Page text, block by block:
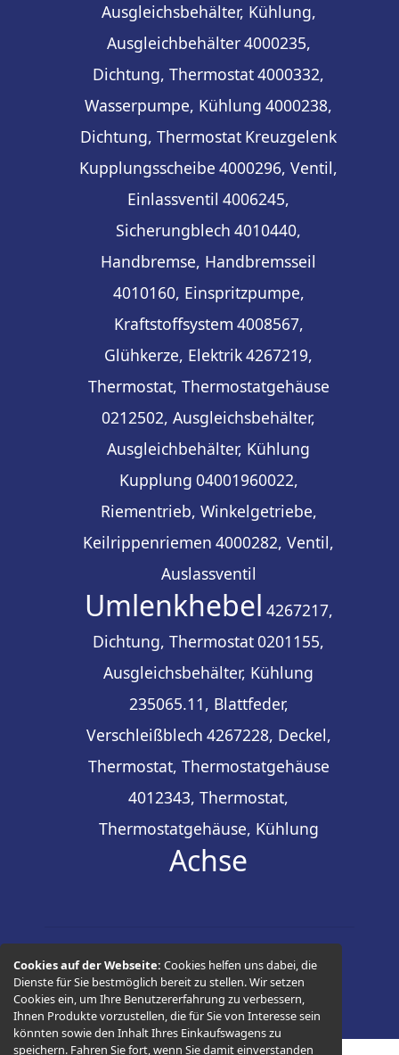
Cookies auf der Webseite:Cookies helfen uns dabei, die
Dienste für Sie bestmöglich bereit zu stellen. Wir setzen
Cookies ein, um Ihre Benutzererfahrung zu verbessern,
Ihnen Produkte vorzustellen, die für Sie von Interesse sein
könnten sowie den Inhalt Ihres Einkaufswagens zu
speichern. Fahren Sie fort, wenn Sie damit einverstanden
Ausgleichsbehälter, Kühlung,
Ausgleichbehälter4000235,
Dichtung, Thermostat4000332,
Wasserpumpe, Kühlung 4000238,
Dichtung, Thermostat Kreuzgelenk
Kupplungsscheibe 4000296, Ventil,
Einlassventil 4006245,
Sicherungblech 4010440,
Handbremse, Handbremsseil
4010160, Einspritzpumpe,
Kraftstoffsystem 4008567,
Glühkerze, Elektrik4267219,
Thermostat, Thermostatgehäuse
0212502, Ausgleichsbehälter,
Ausgleichbehälter, Kühlung
Kupplung 04001960022,
Riementrieb, Winkelgetriebe,
Keilrippenriemen 4000282, Ventil,
Auslassventil
Umlenkhebel 4267217,
Dichtung, Thermostat0201155,
Ausgleichsbehälter, Kühlung
235065.11, Blattfeder,
Verschleißblech 4267228, Deckel,
Thermostat, Thermostatgehäuse
4012343, Thermostat,
Thermostatgehäuse, Kühlung
Achse
© 2026 -Thüringer Ersatzteilhandel